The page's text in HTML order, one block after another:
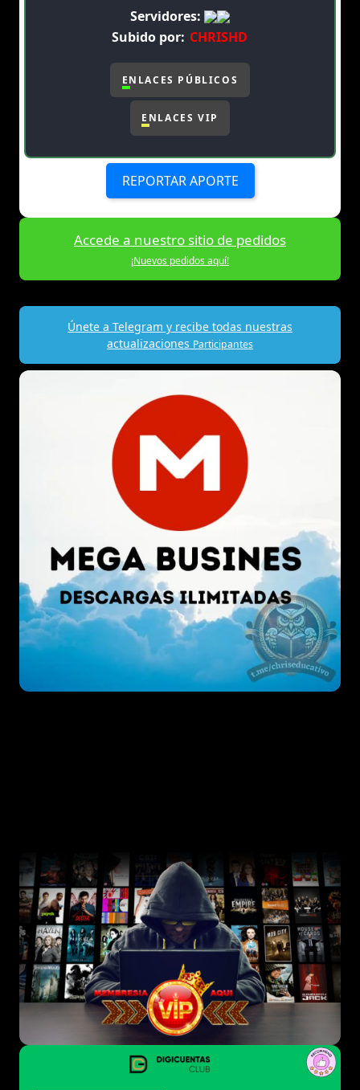
Servidores:
Subido por: CHRISHD
ENLACES PÚBLICOS
ENLACES VIP
REPORTAR APORTE
Accede a nuestro sitio de pedidos
¡Nuevos pedidos aquí!
Únete a Telegram y recibe todas nuestras
actualizaciones Participantes